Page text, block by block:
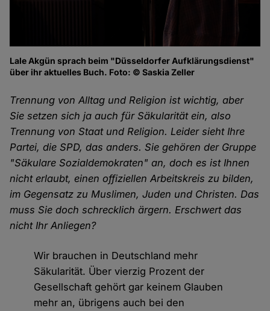
Lale Akgün sprach beim "Düsseldorfer Aufklärungsdienst"
über ihr aktuelles Buch. Foto: © Saskia Zeller
Trennung von Alltag und Religion ist wichtig, aber
Sie setzen sich ja auch für Säkularität ein, also
Trennung von Staat und Religion. Leider sieht Ihre
Partei, die SPD, das anders. Sie gehören der Gruppe
"Säkulare Sozialdemokraten" an, doch es ist Ihnen
nicht erlaubt, einen offiziellen Arbeitskreis zu bilden,
im Gegensatz zu Muslimen, Juden und Christen. Das
muss Sie doch schrecklich ärgern. Erschwert das
nicht Ihr Anliegen?
Wir brauchen in Deutschland mehr
Säkularität. Über vierzig Prozent der
Gesellschaft gehört gar keinem Glauben
mehr an, übrigens auch bei den